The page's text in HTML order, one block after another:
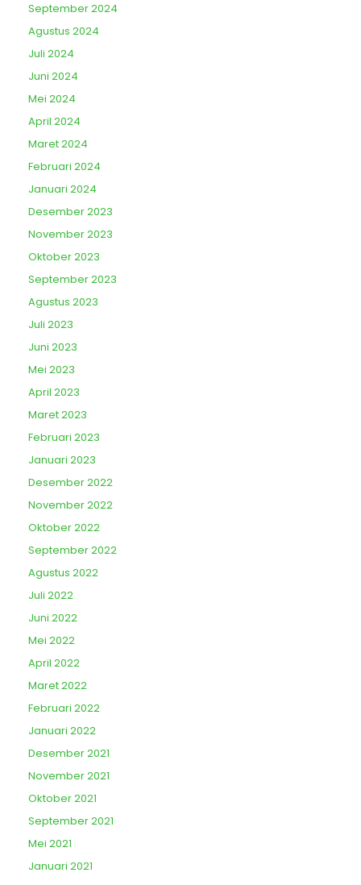
September 2024
Agustus 2024
Juli 2024
Juni 2024
Mei 2024
April 2024
Maret 2024
Februari 2024
Januari 2024
Desember 2023
November 2023
Oktober 2023
September 2023
Agustus 2023
Juli 2023
Juni 2023
Mei 2023
April 2023
Maret 2023
Februari 2023
Januari 2023
Desember 2022
November 2022
Oktober 2022
September 2022
Agustus 2022
Juli 2022
Juni 2022
Mei 2022
April 2022
Maret 2022
Februari 2022
Januari 2022
Desember 2021
November 2021
Oktober 2021
September 2021
Mei 2021
Januari 2021